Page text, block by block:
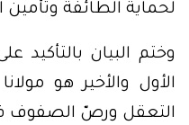
لحماية الطائفة وتأمين
وختم البيان بالتأكيد
الأول والأخير هو
التعقل ورصّ الصفوف